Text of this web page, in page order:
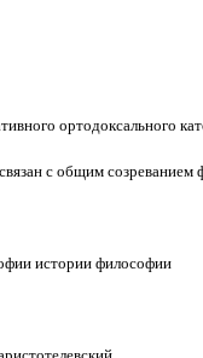
ортодоксального
с общим
истории философии